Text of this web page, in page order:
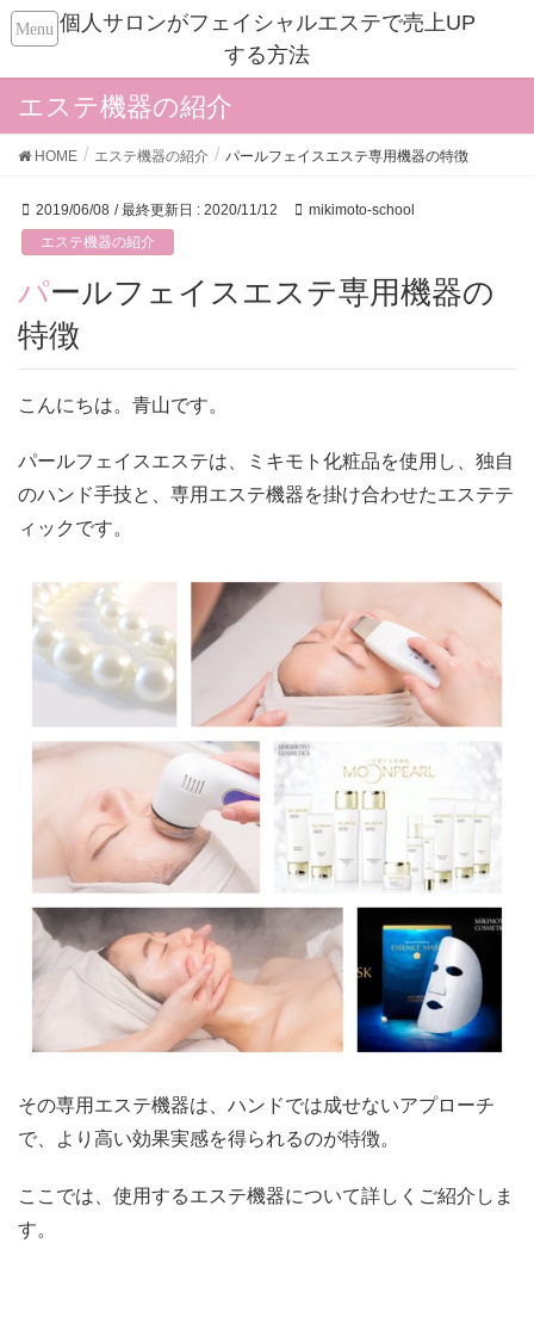
個人サロンがフェイシャルエステで売上UP
する方法
エステ機器の紹介
HOME エステ機器の紹介 パールフェイスエステ専用機器の特徴
2019/06/08 / 最終更新日 : 2020/11/12
mikimoto-school
エステ機器の紹介
パールフェイスエステ専用機器の
特徴
こんにちは。青山です。
パールフェイスエステは、ミキモト化粧品を使用し、独自
のハンド手技と、専用エステ機器を掛け合わせたエステテ
ィックです。
その専用エステ機器は、ハンドでは成せないアプローチ
で、より高い効果実感を得られるのが特徴。
ここでは、使用するエステ機器について詳しくご紹介しま
す。